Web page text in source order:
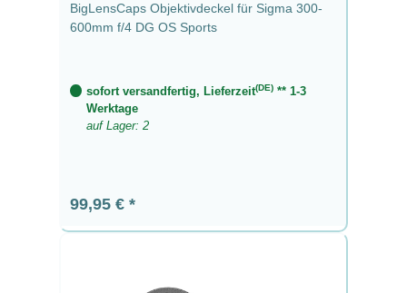
BigLensCaps Objektivdeckel für Sigma 300-
600mm f/4 DG OS Sports
sofort versandfertig, Lieferzeit(DE)** 1-3
Werktage
auf Lager: 2
Regulärer Preis:
99,95 €